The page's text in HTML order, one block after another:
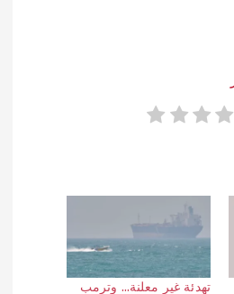
تهدئة غير معلنة… وترمب